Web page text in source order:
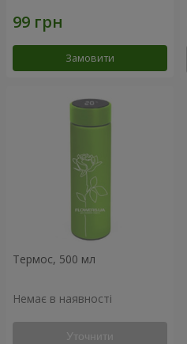
Замовити
Термос, 500 мл
Немає в наявності
Уточнити